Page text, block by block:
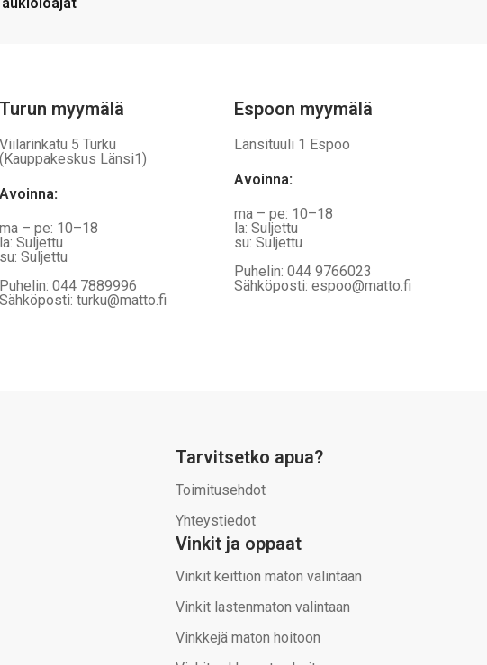
Turun myymälä
Viilarinkatu 5 Turku
(Kauppakeskus Länsi1)
Avoinna:
ma – pe: 10–18
la: Suljettu
su: Suljettu
Puhelin: 044 7889996
Sähköposti: turku@matto.fi
Espoon myymälä
Länsituuli 1 Espoo
Avoinna:
ma – pe: 10–18
la: Suljettu
su: Suljettu
Puhelin: 044 9766023
Sähköposti: espoo@matto.fi
Tarvitsetko apua?
Toimitusehdot
Yhteystiedot
Vinkit ja oppaat
Vinkit keittiön maton valintaan
Vinkit lastenmaton valintaan
Vinkkejä maton hoitoon